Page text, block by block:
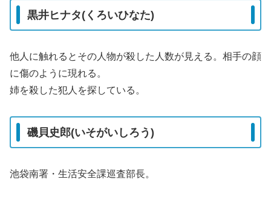
黒井ヒナタ(くろいひなた)
他人に触れるとその人物が殺した人数が見える。相手の顔
に傷のように現れる。
姉を殺した犯人を探している。
磯貝史郎(いそがいしろう)
池袋南署・生活安全課巡査部長。